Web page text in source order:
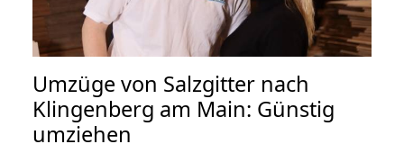
Umzüge von Salzgitter nach
Klingenberg am Main: Günstig
umziehen